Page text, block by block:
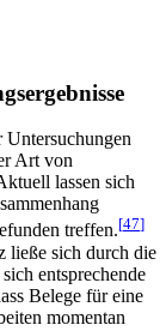
Untersuchungen
Art von
lassen sich
treffen.[47]
ließe sich durch die
entsprechende
Belege für eine
momentan